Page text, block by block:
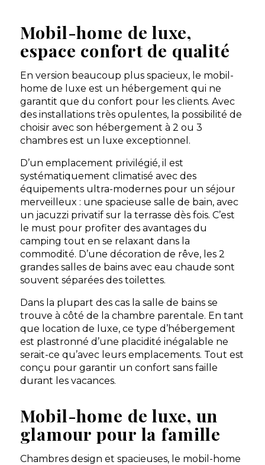
Un domaine 5 étoiles d'exception à Marsanne, entre
lavandes et collines de la Drôme provençale.
Marsanne, Drôme , Auvergne-Rhône-Alpes
Voir le site
★ 4.5/5 (612 avis)
Dès 320€
/ semaine en location
Dès25€/ nuit en emplacement
Afficher les détails
Découvrir
Mobil-home Top
Presta 4 pers — Avec
jacuzzi privatif
2 chambres - 4
personnes - 32 m²
À partir de520 €
nuits
Découvrir ce
locatif
Mobil-home Confort 6
pers — 3 chambres
3 chambres - 6
personnes - 32 m²
À partir de
nuits
Découvrir ce
Mobil-home de luxe,
espace confort de qualité
En version beaucoup plus spacieux, le mobil-
home de luxe est un hébergement qui ne
garantit que du confort pour les clients. Avec
des installations très opulentes, la possibilité de
choisir avec son hébergement à 2 ou 3
chambres est un luxe exceptionnel.
D’un emplacement privilégié, il est
systématiquement climatisé avec des
équipements ultra-modernes pour un séjour
merveilleux : une spacieuse salle de bain, avec
un jacuzzi privatif sur la terrasse dès fois. C’est
le must pour profiter des avantages du
camping tout en se relaxant dans la
commodité. D’une décoration de rêve, les 2
grandes salles de bains avec eau chaude sont
souvent séparées des toilettes.
Dans la plupart des cas la salle de bains se
trouve à côté de la chambre parentale. En tant
que location de luxe, ce type d’hébergement
est plastronné d’une placidité inégalable ne
serait-ce qu’avec leurs emplacements. Tout est
conçu pour garantir un confort sans faille
durant les vacances.
Mobil-home de luxe, un
glamour pour la famille
Chambres design et spacieuses, le mobil-home